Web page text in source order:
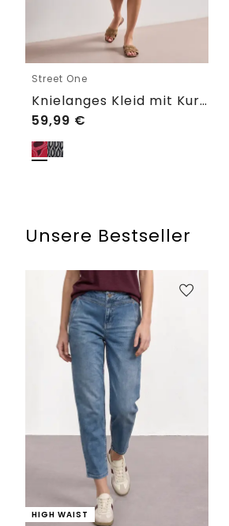
Street One
Knielanges Kleid mit Kurzarm und Print
59,99 €
Unsere Bestseller
HIGH WAIST